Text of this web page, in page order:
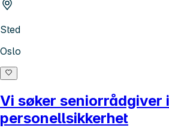
Sted
Oslo
Vi søker seniorrådgiver
personellsikkerhet